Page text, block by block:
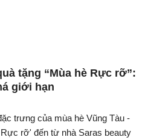
tặng “Mùa hè Rực rỡ”:
giới hạn
trưng của mùa hè Vũng Tàu -
rỡ' đến từ nhà Saras beauty